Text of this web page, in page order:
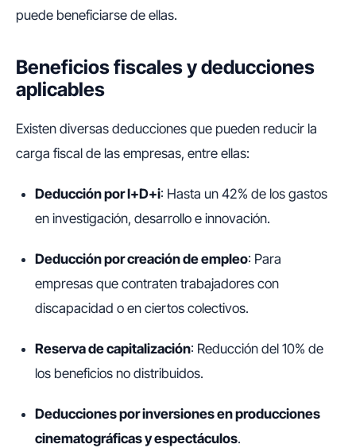
puede beneficiarse de ellas.
Beneficios fiscales y deducciones
aplicables
Existen diversas deducciones que pueden reducir la
carga fiscal de las empresas, entre ellas:
Deducción por I+D+i: Hasta un 42% de los gastos
en investigación, desarrollo e innovación.
Deducción por creación de empleo: Para
empresas que contraten trabajadores con
discapacidad o en ciertos colectivos.
Reserva de capitalización: Reducción del 10% de
los beneficios no distribuidos.
Deducciones por inversiones en producciones
cinematográficas y espectáculos.